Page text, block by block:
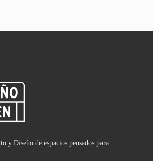
y Diseño de espacios pensados para